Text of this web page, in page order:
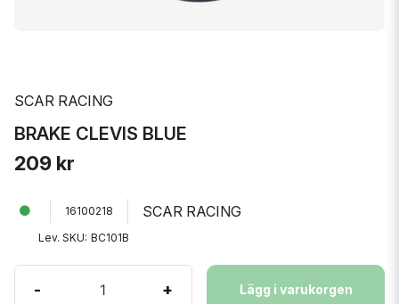
SCAR RACING
BRAKE CLEVIS BLUE
209 kr
16100218 SCAR RACING
Lev. SKU: BC101B
- + Lägg i varukorgen